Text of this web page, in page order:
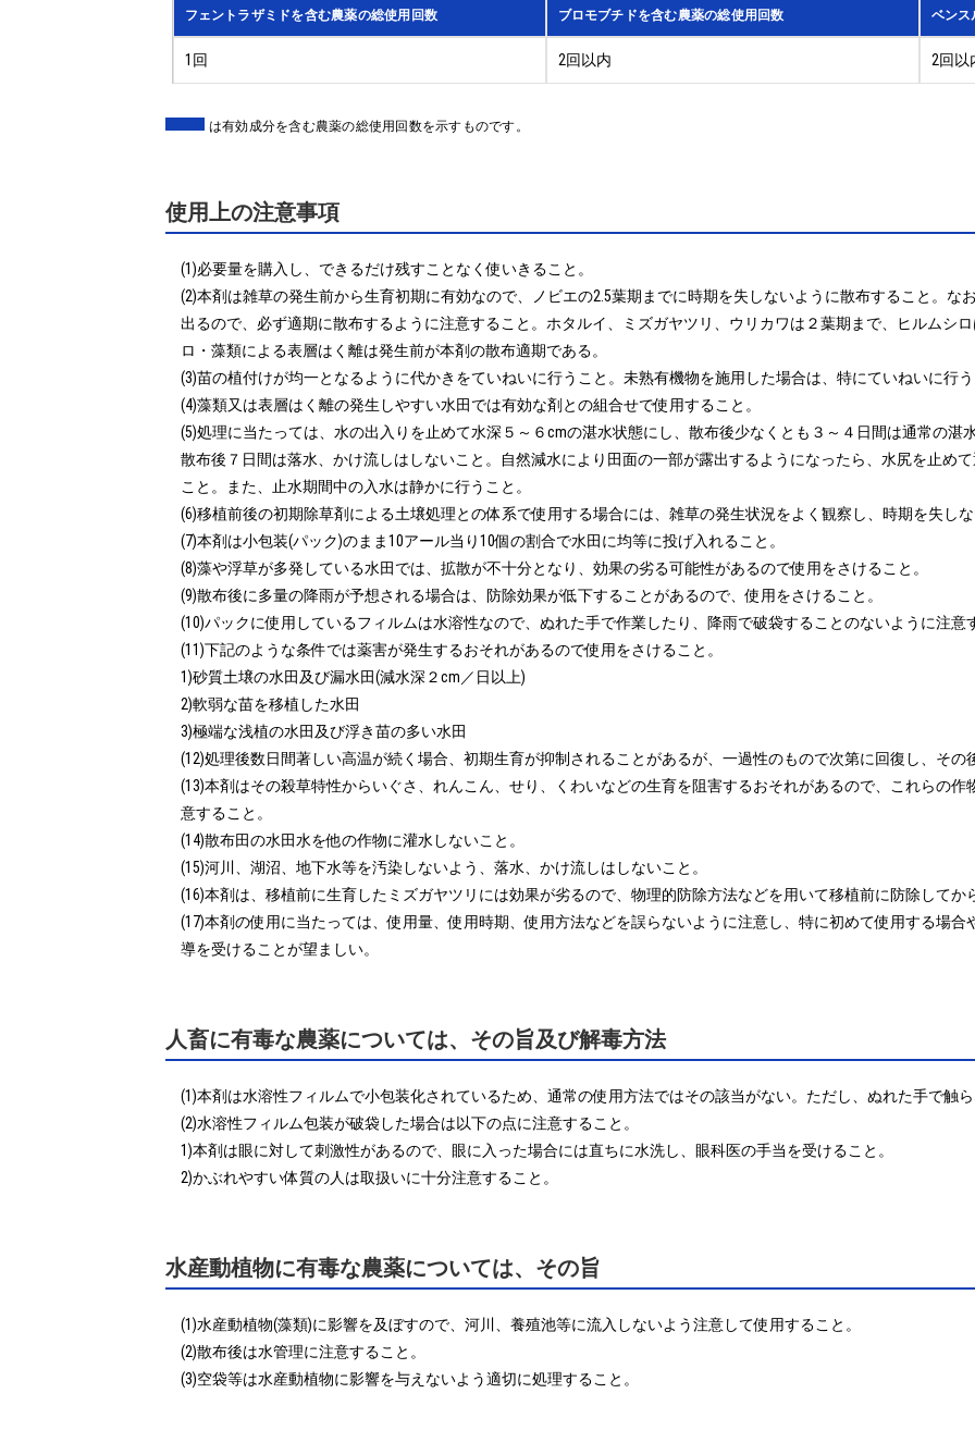
フェントラザミドを含む農薬の総使用回数 ブロモブチドを含む農薬の総使用回数 ベンス
1回 2回以内 2回以
は有効成分を含む農薬の総使用回数を示すものです。
使用上の注意事項
(1)必要量を購入し、できるだけ残すことなく使いきること。
(2)本剤は雑草の発生前から生育初期に有効なので、ノビエの2.5葉期までに時期を失しないように散布すること。な
出るので、必ず適期に散布するように注意すること。ホタルイ、ミズガヤツリ、ウリカワは２葉期まで、ヒルムシ
ロ・藻類による表層はく離は発生前が本剤の散布適期である。
(3)苗の植付けが均一となるように代かきをていねいに行うこと。未熟有機物を施用した場合は、特にていねいに行う
(4)藻類又は表層はく離の発生しやすい水田では有効な剤との組合せで使用すること。
(5)処理に当たっては、水の出入りを止めて水深５～６cmの湛水状態にし、散布後少なくとも３～４日間は通常の湛
散布後７日間は落水、かけ流しはしないこと。自然減水により田面の一部が露出するようになったら、水尻を止め
こと。また、止水期間中の入水は静かに行うこと。
(6)移植前後の初期除草剤による土壌処理との体系で使用する場合には、雑草の発生状況をよく観察し、時期を失しな
(7)本剤は小包装(パック)のまま10アール当り10個の割合で水田に均等に投げ入れること。
(8)藻や浮草が多発している水田では、拡散が不十分となり、効果の劣る可能性があるので使用をさけること。
(9)散布後に多量の降雨が予想される場合は、防除効果が低下することがあるので、使用をさけること。
(10)パックに使用しているフィルムは水溶性なので、ぬれた手で作業したり、降雨で破袋することのないように注意
(11)下記のような条件では薬害が発生するおそれがあるので使用をさけること。
1)砂質土壌の水田及び漏水田(減水深２cm／日以上)
2)軟弱な苗を移植した水田
3)極端な浅植の水田及び浮き苗の多い水田
(12)処理後数日間著しい高温が続く場合、初期生育が抑制されることがあるが、一過性のもので次第に回復し、その
(13)本剤はその殺草特性からいぐさ、れんこん、せり、くわいなどの生育を阻害するおそれがあるので、これらの
意すること。
(14)散布田の水田水を他の作物に灌水しないこと。
(15)河川、湖沼、地下水等を汚染しないよう、落水、かけ流しはしないこと。
(16)本剤は、移植前に生育したミズガヤツリには効果が劣るので、物理的防除方法などを用いて移植前に防除してか
(17)本剤の使用に当たっては、使用量、使用時期、使用方法などを誤らないように注意し、特に初めて使用する場
導を受けることが望ましい。
人畜に有毒な農薬については、その旨及び解毒方法
(1)本剤は水溶性フィルムで小包装化されているため、通常の使用方法ではその該当がない。ただし、ぬれた手で触ら
(2)水溶性フィルム包装が破袋した場合は以下の点に注意すること。
1)本剤は眼に対して刺激性があるので、眼に入った場合には直ちに水洗し、眼科医の手当を受けること。
2)かぶれやすい体質の人は取扱いに十分注意すること。
水産動植物に有毒な農薬については、その旨
(1)水産動植物(藻類)に影響を及ぼすので、河川、養殖池等に流入しないよう注意して使用すること。
(2)散布後は水管理に注意すること。
(3)空袋等は水産動植物に影響を与えないよう適切に処理すること。